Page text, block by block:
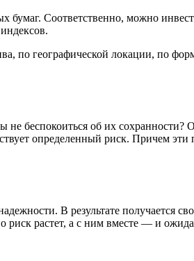
бумаг. Соответственно, можно
по географической локации, по
беспокоиться об их сохранности?
определенный риск. Причем
В результате получается
растет, а с ним вместе — и